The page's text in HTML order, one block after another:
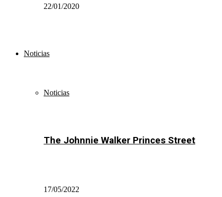
22/01/2020
Noticias
Noticias
The Johnnie Walker Princes Street
17/05/2022